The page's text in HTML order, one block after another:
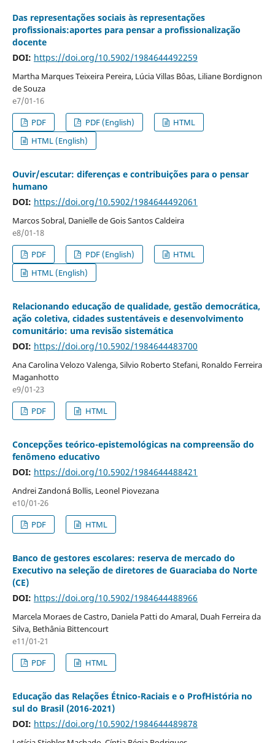
Das representações sociais às representações
profissionais:aportes para pensar a profissionalização
docente
DOI: https://doi.org/10.5902/1984644492259
Martha Marques Teixeira Pereira, Lúcia Villas Bôas, Liliane Bordignon
de Souza
e7/01-16
PDF
PDF (English)
HTML
HTML (English)
Ouvir/escutar: diferenças e contribuições para o pensar
humano
DOI: https://doi.org/10.5902/1984644492061
Marcos Sobral, Danielle de Gois Santos Caldeira
e8/01-18
PDF
PDF (English)
HTML
HTML (English)
Relacionando educação de qualidade, gestão democrática,
ação coletiva, cidades sustentáveis e desenvolvimento
comunitário: uma revisão sistemática
DOI: https://doi.org/10.5902/1984644483700
Ana Carolina Velozo Valenga, Silvio Roberto Stefani, Ronaldo Ferreira
Maganhotto
e9/01-23
PDF
HTML
Concepções teórico-epistemológicas na compreensão do
fenômeno educativo
DOI: https://doi.org/10.5902/1984644488421
Andrei Zandoná Bollis, Leonel Piovezana
e10/01-26
PDF
HTML
Banco de gestores escolares: reserva de mercado do
Executivo na seleção de diretores de Guaraciaba do Norte
(CE)
DOI: https://doi.org/10.5902/1984644488966
Marcela Moraes de Castro, Daniela Patti do Amaral, Duah Ferreira da
Silva, Bethânia Bittencourt
e11/01-21
PDF
HTML
Educação das Relações Étnico-Raciais e o ProfHistória no
sul do Brasil (2016-2021)
DOI: https://doi.org/10.5902/1984644489878